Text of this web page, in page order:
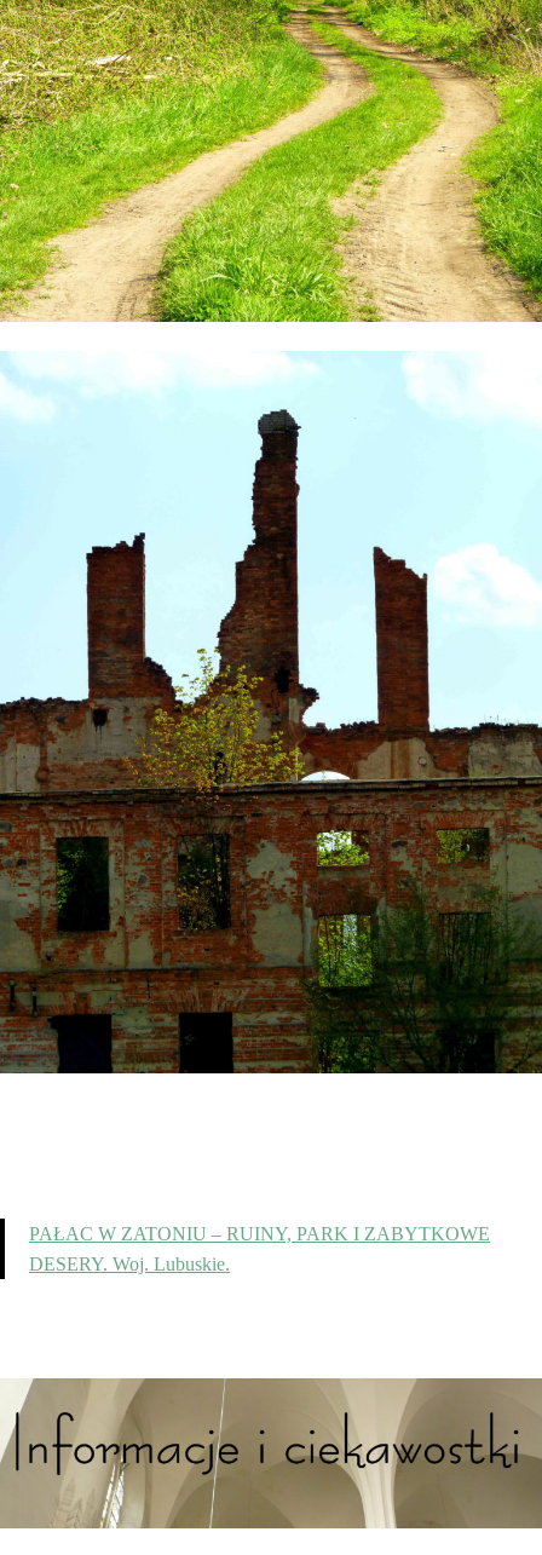
PAŁAC W ZATONIU – RUINY, PARK I ZABYTKOWE
DESERY. Woj. Lubuskie.